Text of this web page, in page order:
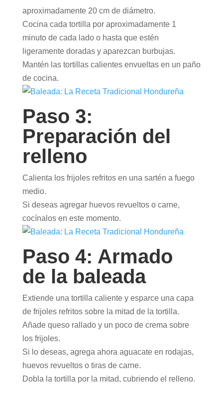
aproximadamente 20 cm de diámetro.
Cocina cada tortilla por aproximadamente 1
minuto de cada lado o hasta que estén
ligeramente doradas y aparezcan burbujas.
Mantén las tortillas calientes envueltas en un paño
de cocina.
Paso 3:
Preparación del
relleno
Calienta los frijoles refritos en una sartén a fuego
medio.
Si deseas agregar huevos revueltos o carne,
cocínalos en este momento.
Paso 4: Armado
de la baleada
Extiende una tortilla caliente y esparce una capa
de frijoles refritos sobre la mitad de la tortilla.
Añade queso rallado y un poco de crema sobre
los frijoles.
Si lo deseas, agrega ahora aguacate en rodajas,
huevos revueltos o tiras de carne.
Dobla la tortilla por la mitad, cubriendo el relleno.